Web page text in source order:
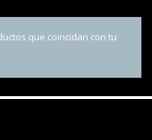
que coincidan con tu